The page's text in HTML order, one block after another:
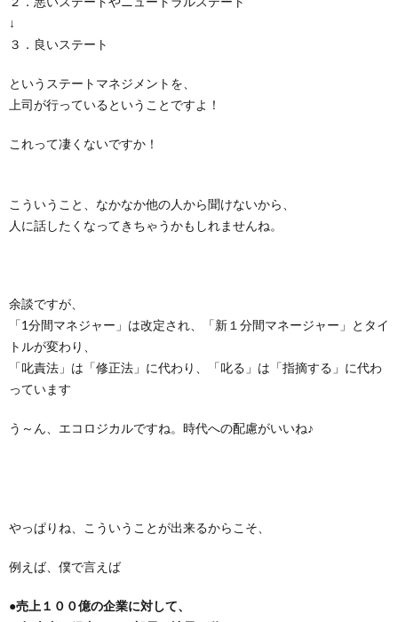
↓
３．良いステート
というステートマネジメントを、
上司が行っているということですよ！
これって凄くないですか！
こういうこと、なかなか他の人から聞けないから、
人に話したくなってきちゃうかもしれませんね。
余談ですが、
「1分間マネジャー」は改定され、「新１分間マネージャー」とタイ
トルが変わり、
「叱責法」は「修正法」に代わり、「叱る」は「指摘する」に代わ
っています
う～ん、エコロジカルですね。時代への配慮がいいね♪
やっぱりね、こういうことが出来るからこそ、
例えば、僕で言えば
●売上１００億の企業に対して、